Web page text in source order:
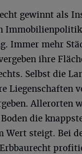
gewinnt als
Immobilienpolitik
Immer mehr
ihre
Selbst die
Liegenschaften
Allerorten
die
Wert steigt. Bei